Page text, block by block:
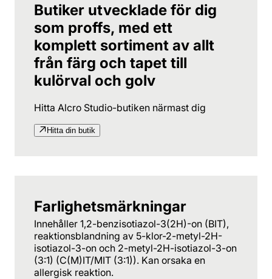
Butiker utvecklade för dig
som proffs, med ett
komplett sortiment av allt
från färg och tapet till
kulörval och golv
Hitta Alcro Studio-butiken närmast dig
Hitta din butik
Farlighetsmärkningar
Innehåller 1,2-benzisotiazol-3(2H)-on (BIT),
reaktionsblandning av 5-klor-2-metyl-2H-
isotiazol-3-on och 2-metyl-2H-isotiazol-3-on
(3:1) (C(M)IT/MIT (3:1)). Kan orsaka en
allergisk reaktion.